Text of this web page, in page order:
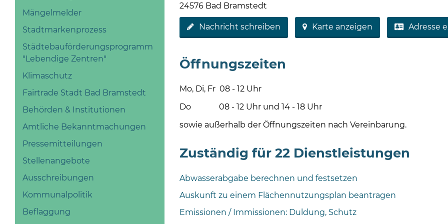
Mängelmelder
Stadtmarkenprozess
Städtebauförderungsprogramm
"Lebendige Zentren"
Klimaschutz
Fairtrade Stadt Bad Bramstedt
Behörden & Institutionen
Amtliche Bekanntmachungen
Pressemitteilungen
Stellenangebote
Ausschreibungen
Kommunalpolitik
Beflaggung
24576 Bad Bramstedt
Nachricht schreiben Karte anzeigen Adresse
Öffnungszeiten
Mo, Di, Fr 08 - 12 Uhr
Do 08 - 12 Uhr und 14 - 18 Uhr
sowie außerhalb der Öffnungszeiten nach Vereinbarung.
Zuständig für 22 Dienstleistungen
Abwasserabgabe berechnen und festsetzen
Auskunft zu einem Flächennutzungsplan beantragen
Emissionen / Immissionen: Duldung, Schutz